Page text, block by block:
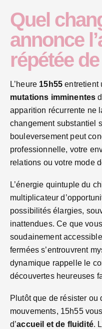
Quel
annonce
répétée
L’heure 15h55 entretient
mutations imminentes
apparition récurrente ne
changement substantiel
bouleversement peut
professionnelle, votre
relations ou votre mode
L’énergie quintuple du
multiplicateur
possibilités élargies,
inattendues. Ce que
soudainement
fermées s’entrouvrent
dynamique rappelle le
découvertes heureuses
Plutôt que de résister ou
mouvements, 15h55
d’accueil et de fluidité.